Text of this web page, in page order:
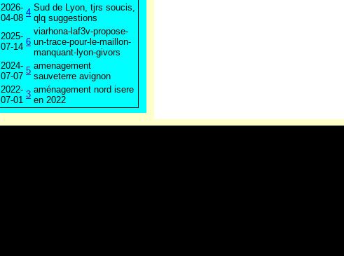
2026-
04-08
4 Sud de Lyon, tjrs soucis,
qlq suggestions
2025-
07-14 6
viarhona-laf3v-propose-
un-trace-pour-le-maillon-
manquant-lyon-givors
2024-
07-07
5 amenagement
sauveterre avignon
2022-
07-01
3 aménagement nord isere
en 2022